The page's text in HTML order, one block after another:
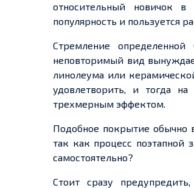
относительный новичок
популярность и пользуется
Стремление определенной
неповторимый вид
линолеума или
удовлетворить, и тогда
трехмерным эффектом.
Подобное покрытие обычно
так как процесс поэтапной
самостоятельно?
Стоит сразу